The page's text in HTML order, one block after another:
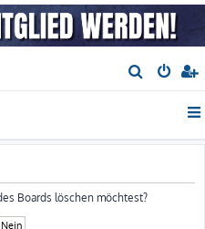
u
h
Boards löschen möchtest?